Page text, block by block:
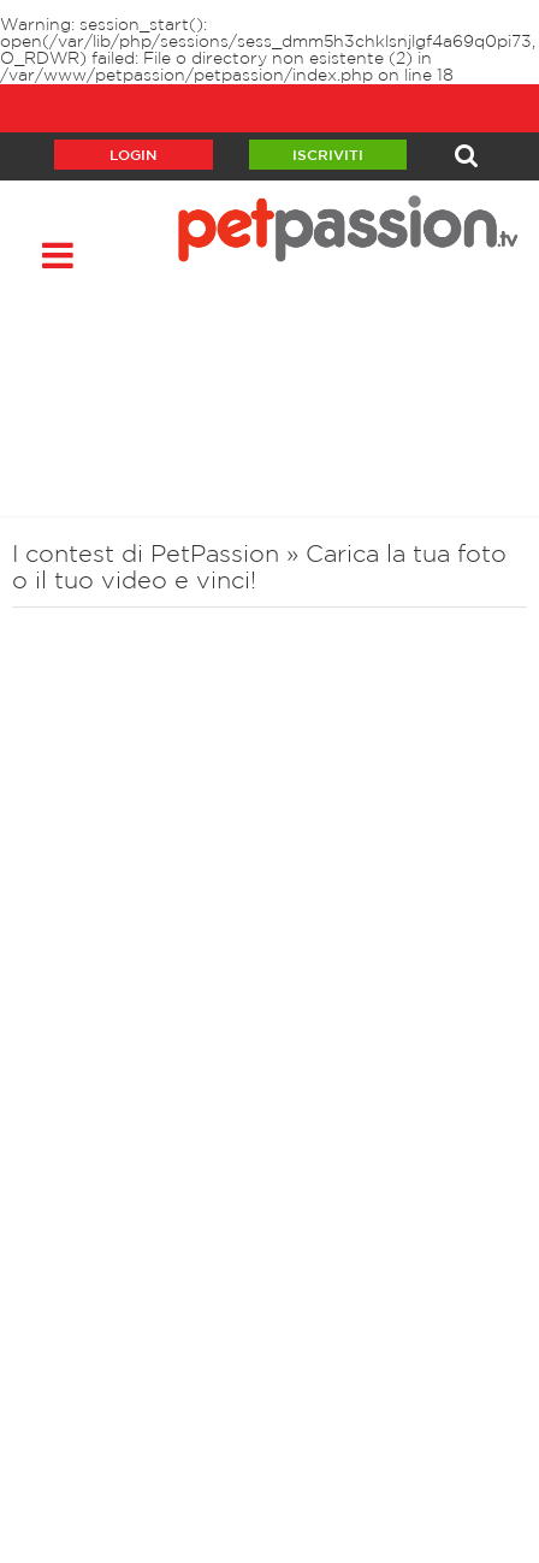
Warning: session_start():
open(/var/lib/php/sessions/sess_dmm5h3chklsnjlgf4a69q0pi73,
O_RDWR) failed: File o directory non esistente (2) in
/var/www/petpassion/petpassion/index.php on line 18
LOGIN ISCRIVITI
I contest di PetPassion » Carica la tua foto
o il tuo video e vinci!